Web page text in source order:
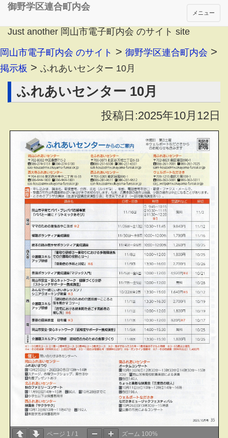
Just another 岡山市電子町内会 のサイト site
メニュー
御野学区連合町内会
岡山市電子町内会 のサイト > 御野学区連合町内会 >
掲示板 > ふれあいセンター 10月
ふれあいセンター 10月
投稿日:2025年10月12日
ページ 1 / 1 ズーム 100%